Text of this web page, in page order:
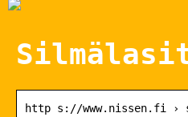
http s://www.nissen.fi ›